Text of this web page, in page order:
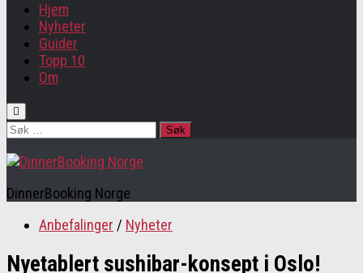
Hjem
Nyheter
Guider
Topp 10
Om
Søk
etter:
DinnerBooking Norge
Anbefalinger / Nyheter
Nyetablert sushibar-konsept i Oslo!